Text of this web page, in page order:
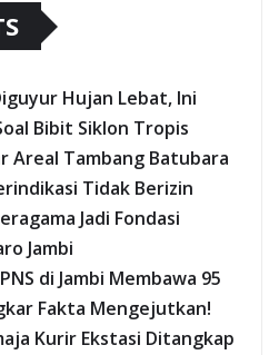
Hujan Lebat, Ini
Bibit Siklon Tropis
Areal Tambang Batubara
Tidak Berizin
Jadi Fondasi
Jambi
di Jambi Membawa 95
Fakta Mengejutkan!
Kurir Ekstasi Ditangkap